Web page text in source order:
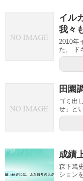
イル
我々
2010年
た。 ド
田園
ゴミ出
せ」と
成績
森下篤
ション